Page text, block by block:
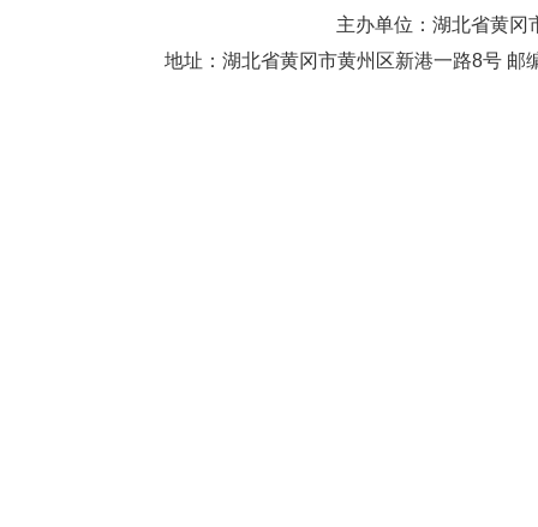
主办单位：湖北省黄
地址：湖北省黄冈市黄州区新港一路8号